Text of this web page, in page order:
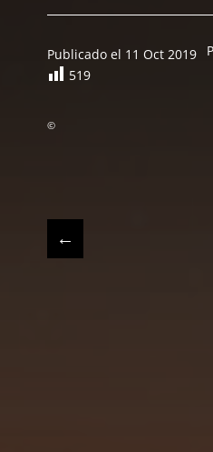
Publicado el 11 Oct 2019
519
©
←